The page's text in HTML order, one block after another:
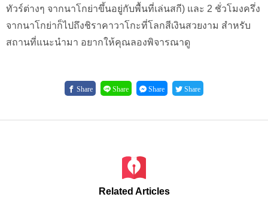
ทัวร์ต่างๆ จากนาโกย่าขึ้นอยู่กับพื้นที่เล่นสกี) และ 2 ชั่วโมงครึ่ง
จากนาโกย่าก็ไปถึงชิราคาวาโกะที่โลกสีเงินสวยงาม สำหรับ
สถานที่แนะนำมา อยากให้คุณลองพิจารณาดู
Share Share Share Share
Related Articles